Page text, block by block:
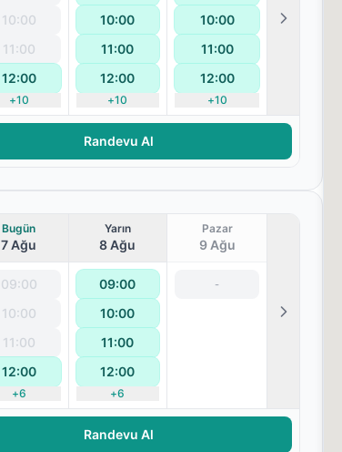
10:00
11:00
12:00
+10
10:00
11:00
12:00
+10
10:00
11:00
12:00
+10
Randevu Al
Bugün
7 Ağu
09:00
10:00
11:00
12:00
+6
Yarın
8 Ağu
09:00
10:00
11:00
12:00
+6
Pazar
9 Ağu
-
Randevu Al